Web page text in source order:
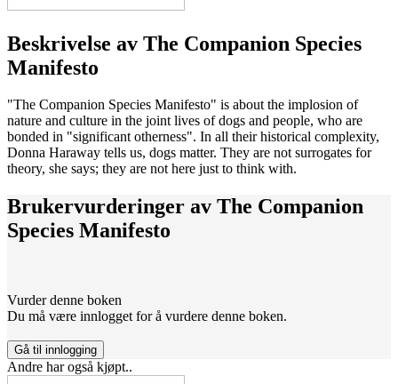
Beskrivelse av The Companion Species
Manifesto
"The Companion Species Manifesto" is about the implosion of
nature and culture in the joint lives of dogs and people, who are
bonded in "significant otherness". In all their historical complexity,
Donna Haraway tells us, dogs matter. They are not surrogates for
theory, she says; they are not here just to think with.
Brukervurderinger av The Companion
Species Manifesto
Vurder denne boken
Du må være innlogget for å vurdere denne boken.
Gå til innlogging
Andre har også kjøpt..